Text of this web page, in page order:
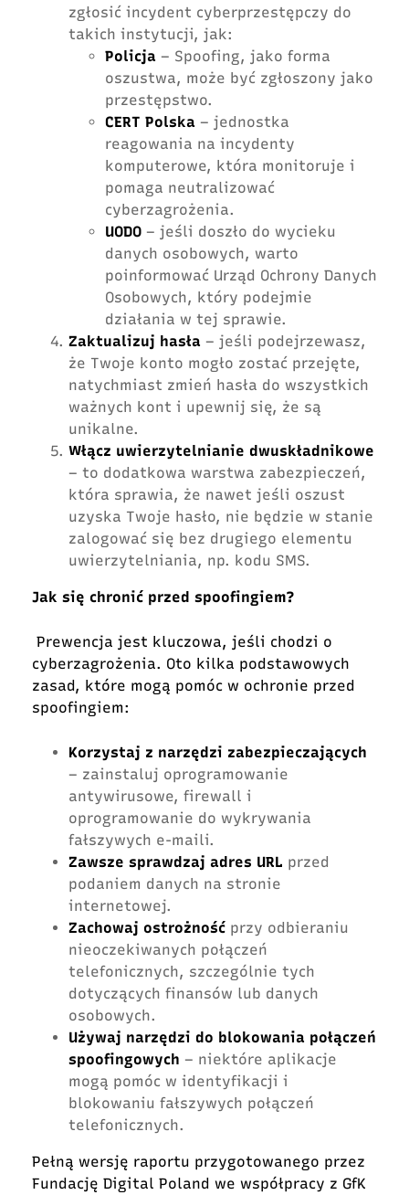
zgłosić incydent cyberprzestępczy do
takich instytucji, jak:
Policja – Spoofing, jako forma
oszustwa, może być zgłoszony jako
przestępstwo.
CERT Polska – jednostka
reagowania na incydenty
komputerowe, która monitoruje i
pomaga neutralizować
cyberzagrożenia.
UODO – jeśli doszło do wycieku
danych osobowych, warto
poinformować Urząd Ochrony Danych
Osobowych, który podejmie
działania w tej sprawie.
Zaktualizuj hasła – jeśli podejrzewasz,
że Twoje konto mogło zostać przejęte,
natychmiast zmień hasła do wszystkich
ważnych kont i upewnij się, że są
unikalne.
Włącz uwierzytelnianie dwuskładnikowe
– to dodatkowa warstwa zabezpieczeń,
która sprawia, że nawet jeśli oszust
uzyska Twoje hasło, nie będzie w stanie
zalogować się bez drugiego elementu
uwierzytelniania, np. kodu SMS.
Jak się chronić przed spoofingiem?
Prewencja jest kluczowa, jeśli chodzi o
cyberzagrożenia. Oto kilka podstawowych
zasad, które mogą pomóc w ochronie przed
spoofingiem:
Korzystaj z narzędzi zabezpieczających
– zainstaluj oprogramowanie
antywirusowe, firewall i
oprogramowanie do wykrywania
fałszywych e-maili.
Zawsze sprawdzaj adres URL przed
podaniem danych na stronie
internetowej.
Zachowaj ostrożność przy odbieraniu
nieoczekiwanych połączeń
telefonicznych, szczególnie tych
dotyczących finansów lub danych
osobowych.
Używaj narzędzi do blokowania połączeń
spoofingowych – niektóre aplikacje
mogą pomóc w identyfikacji i
blokowaniu fałszywych połączeń
telefonicznych.
Pełną wersję raportu przygotowanego przez
Fundację Digital Poland we współpracy z GfK